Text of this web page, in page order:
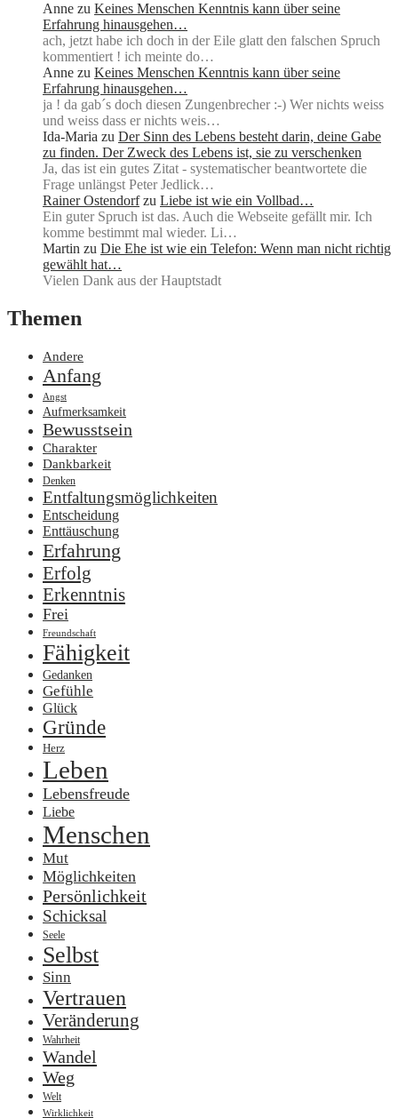
Anne zu Keines Menschen Kenntnis kann über seine
Erfahrung hinausgehen…
ach, jetzt habe ich doch in der Eile glatt den falschen Spruch
kommentiert ! ich meinte do…
Anne zu Keines Menschen Kenntnis kann über seine
Erfahrung hinausgehen…
ja ! da gab´s doch diesen Zungenbrecher :-) Wer nichts weiss
und weiss dass er nichts weis…
Ida-Maria zu Der Sinn des Lebens besteht darin, deine Gabe
zu finden. Der Zweck des Lebens ist, sie zu verschenken
Ja, das ist ein gutes Zitat - systematischer beantwortete die
Frage unlängst Peter Jedlick…
Rainer Ostendorf zu Liebe ist wie ein Vollbad…
Ein guter Spruch ist das. Auch die Webseite gefällt mir. Ich
komme bestimmt mal wieder. Li…
Martin zu Die Ehe ist wie ein Telefon: Wenn man nicht richtig
gewählt hat…
Vielen Dank aus der Hauptstadt
Themen
Andere
Anfang
Angst
Aufmerksamkeit
Bewusstsein
Charakter
Dankbarkeit
Denken
Entfaltungsmöglichkeiten
Entscheidung
Enttäuschung
Erfahrung
Erfolg
Erkenntnis
Frei
Freundschaft
Fähigkeit
Gedanken
Gefühle
Glück
Gründe
Herz
Leben
Lebensfreude
Liebe
Menschen
Mut
Möglichkeiten
Persönlichkeit
Schicksal
Seele
Selbst
Sinn
Vertrauen
Veränderung
Wahrheit
Wandel
Weg
Welt
Wirklichkeit